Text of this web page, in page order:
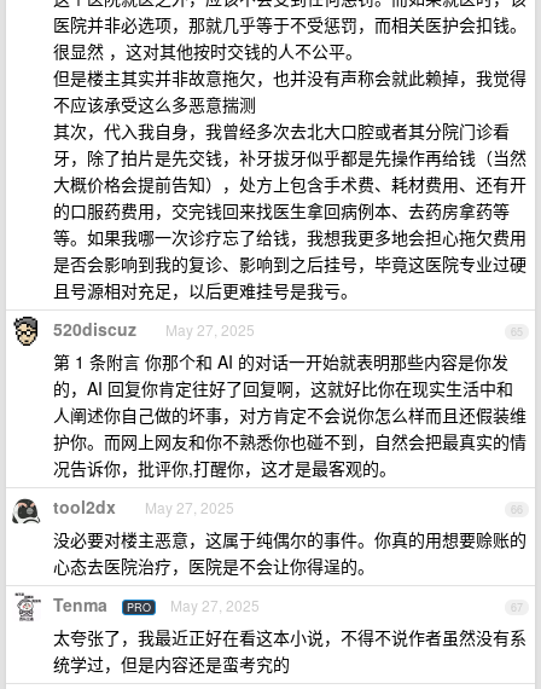
医院并非必选项，那就几乎等于不受惩罚，而相关医护会扣钱。
很显然 ，这对其他按时交钱的人不公平。
但是楼主其实并非故意拖欠，也并没有声称会就此赖掉，我觉得
不应该承受这么多恶意揣测
其次，代入我自身，我曾经多次去北大口腔或者其分院门诊看
牙，除了拍片是先交钱，补牙拔牙似乎都是先操作再给钱（当然
大概价格会提前告知），处方上包含手术费、耗材费用、还有开
的口服药费用，交完钱回来找医生拿回病例本、去药房拿药等
等。如果我哪一次诊疗忘了给钱，我想我更多地会担心拖欠费用
是否会影响到我的复诊、影响到之后挂号，毕竟这医院专业过硬
且号源相对充足，以后更难挂号是我亏。
65
520discuz May 27, 2025
第 1 条附言 你那个和 AI 的对话一开始就表明那些内容是你发
的，AI 回复你肯定往好了回复啊，这就好比你在现实生活中和
人阐述你自己做的坏事，对方肯定不会说你怎么样而且还假装维
护你。而网上网友和你不熟悉你也碰不到，自然会把最真实的情
况告诉你，批评你,打醒你，这才是最客观的。
66
tool2dx May 27, 2025
没必要对楼主恶意，这属于纯偶尔的事件。你真的用想要赊账的
心态去医院治疗，医院是不会让你得逞的。
67
Tenma PRO May 27, 2025
太夸张了，我最近正好在看这本小说，不得不说作者虽然没有系
统学过，但是内容还是蛮考究的